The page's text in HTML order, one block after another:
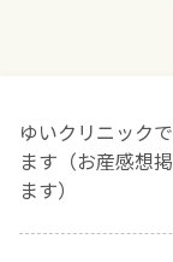
ゆいクリニック
ます（お産感想
ます）